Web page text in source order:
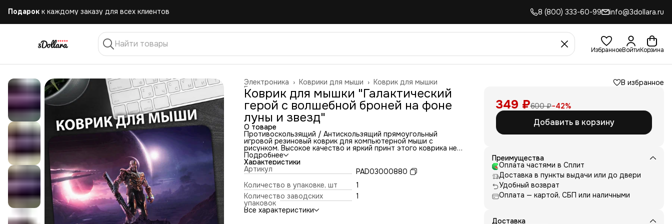
Бесплатная доставка при заказе от 10.000 руб. 8 (800) 333-60-99 info@3dollara.ru
ИзбранноеВойтиКорзина
Коврик для мышки
Коврики для мыши ›
Электроника ›
Главная
Коврик для мышки "Галактический
герой с волшебной броней на фоне
луны и звезд"
О товаре
Противоскользящий / Антискользящий прямоугольный
игровой резиновый коврик для компьютерной мыши с
рисунком. Высокое качество и яркий принт этого коврика не
оставит никого равнодушным. Повышенная износостойкость
и лучшее соотношение цена/качество. Коврик подходит для
всех типов мышей: оптических и лазерных с любой
чувствительностью и любым типом сенсора. Гладкая
тканевая поверхность обеспечивает полный контроль над
движениями компьютерной мышки. Нескользящее основание
из чёрной вспененной резины. Не очень большой и не очень
маленький, идеального размера коврик, надёжно
фиксируется на любой поверхности. Не скользит по столу и
Подробнее
Характеристики
Артикул
PAD03000880
Количество в упаковке, шт
1
Количество заводских
упаковок
1
Все характеристики
В избранное
349 ₽600 ₽−42%
Добавить в корзину
Преимущества
Оплата частями в Сплит
Доставка в пункты выдачи или до двери
Удобный возврат
Оплата — картой, СБП или наличными
Доставка